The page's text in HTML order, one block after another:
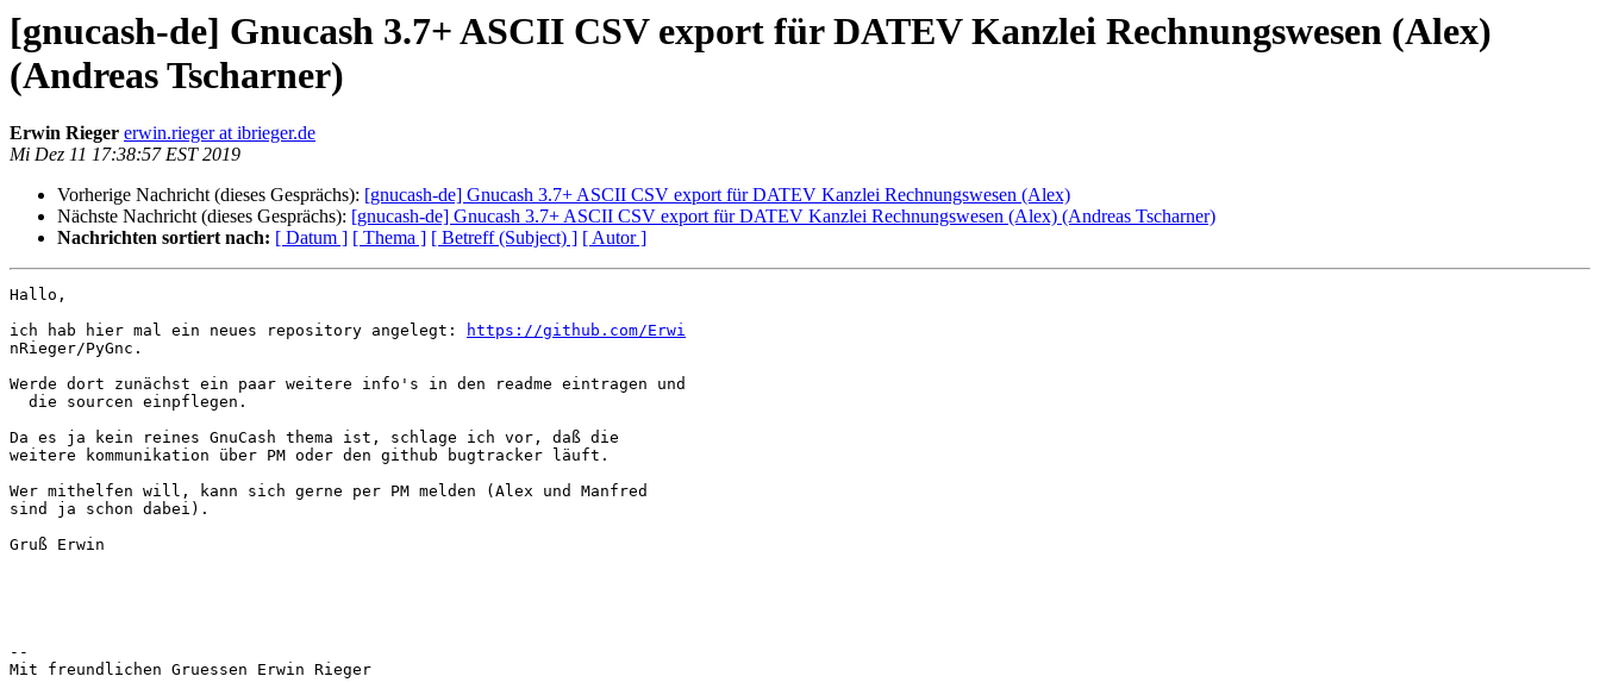
[gnucash-de] Gnucash 3.7+ ASCII CSV export für DATEV Kanzlei Rechnungswesen (Alex)
(Andreas Tscharner)
Erwin Rieger erwin.rieger at ibrieger.de
Mi Dez 11 17:38:57 EST 2019
Vorherige Nachricht (dieses Gesprächs): [gnucash-de] Gnucash 3.7+ ASCII CSV export für DATEV Kanzlei Rechnungswesen (Alex)
Nächste Nachricht (dieses Gesprächs): [gnucash-de] Gnucash 3.7+ ASCII CSV export für DATEV Kanzlei Rechnungswesen (Alex) (Andreas Tscharner)
Nachrichten sortiert nach: [ Datum ] [ Thema ] [ Betreff (Subject) ] [ Autor ]
Hallo,
ich hab hier mal ein neues repository angelegt:
https://github.com/Erwi
nRieger/PyGnc.
Werde dort zunächst ein paar weitere info's in den readme eintragen und
Da es ja kein reines GnuCash thema ist, schlage ich vor, daß die
weitere kommunikation über PM oder den github bugtracker läuft.
Wer mithelfen will, kann sich gerne per PM melden (Alex und Manfred
sind ja schon dabei).
Gruß Erwin
--
Mit freundlichen Gruessen Erwin Rieger